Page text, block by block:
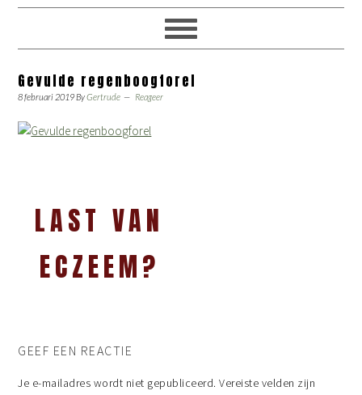
Gevulde regenboogforel
8 februari 2019ByGertrude Reageer
LAST VAN
ECZEEM?
GEEF EEN REACTIE
Je e-mailadres wordt niet gepubliceerd. Vereiste velden zijn